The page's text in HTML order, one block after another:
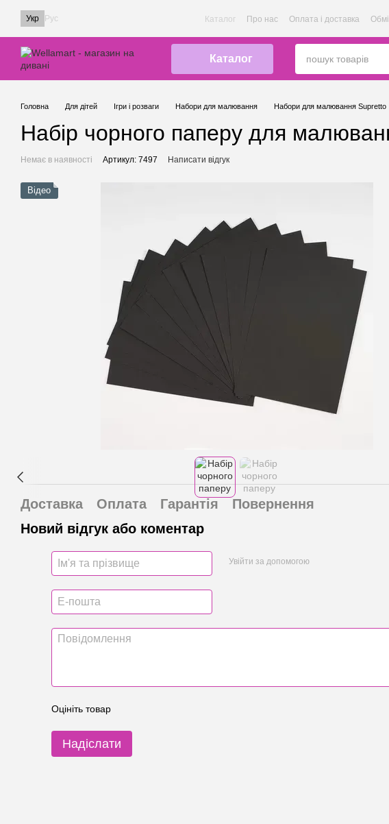
Перейти до основного контенту
Укр Рус Каталог Про нас Оплата і доставка
Каталог
Головна Для дітей Ігри і розваги Набори для малювання Набори для малювання Supretto
Набір чорного паперу для
Немає в наявності Артикул: 7497 Написати відгук
Відео
Доставка Оплата Гарантія
Повернення
Новий відгук або коментар
Увійти за допомогою
Оцініть товар
Надіслати